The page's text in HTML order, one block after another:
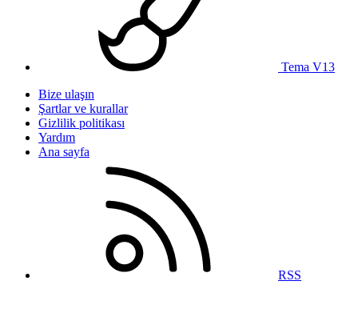
Tema V13
Bize ulaşın
Şartlar ve kurallar
Gizlilik politikası
Yardım
Ana sayfa
RSS